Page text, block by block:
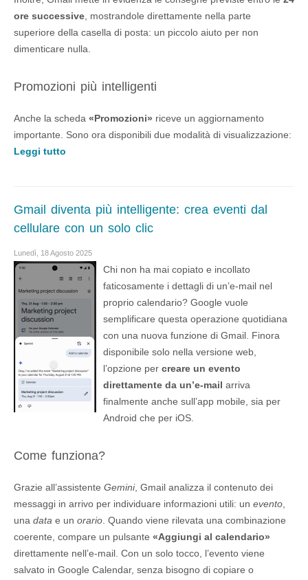
ore successive , mostrandole direttamente nella parte
superiore della casella di posta: un piccolo aiuto per non
dimenticare nulla.
Promozioni più intelligenti
Anche la scheda «Promozioni» riceve un aggiornamento
importante. Sono ora disponibili due modalità di visualizzazione:
Leggi tutto
Gmail diventa più intelligente: crea eventi dal
cellulare con un solo clic
Lunedì, 18 Agosto 2025
Chi non ha mai copiato e incollato
faticosamente i dettagli di un’e-mail nel
proprio calendario? Google vuole
semplificare questa operazione quotidiana
con una nuova funzione di Gmail. Finora
disponibile solo nella versione web,
l’opzione per creare un evento
direttamente da un’e-mail arriva
finalmente anche sull’app mobile, sia per
Android che per iOS.
Come funziona?
Grazie all’assistente Gemini, Gmail analizza il contenuto dei
messaggi in arrivo per individuare informazioni utili: un evento
una data e un orario . Quando viene rilevata una combinazione
coerente, compare un pulsante «Aggiungi al calendario»
direttamente nell’e-mail. Con un solo tocco, l’evento viene
salvato in Google Calendar, senza bisogno di copiare o